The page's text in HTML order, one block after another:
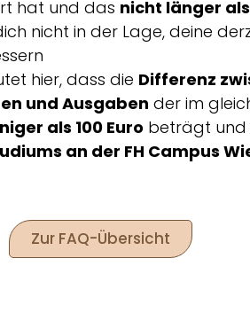
hat und das nicht länger
nicht in der Lage, deine
hier, dass die Differenz
und Ausgaben der im
als 100 Euro beträgt und
an der FH Campus
Zur FAQ-Übersicht